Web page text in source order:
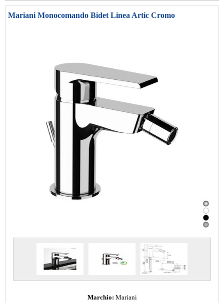
Mariani Monocomando Bidet Linea Artic Cromo
Marchio: Mariani